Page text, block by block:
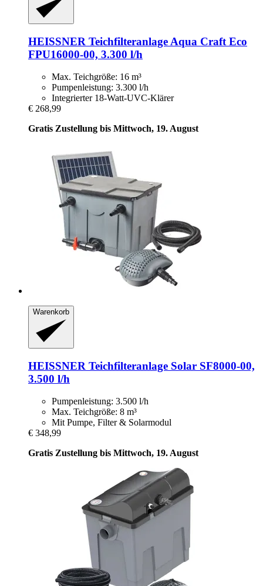
HEISSNER Teichfilteranlage Aqua Craft Eco
FPU16000-​00, 3.300 l/h
Max. Teichgröße: 16 m³
Pumpenleistung: 3.300 l/h
Integrierter 18-Watt-UVC-Klärer
€ 268,99
Gratis Zustellung bis Mittwoch, 19. August
Warenkorb
HEISSNER Teichfilteranlage Solar SF8000-​00,
3.500 l/h
Pumpenleistung: 3.500 l/h
Max. Teichgröße: 8 m³
Mit Pumpe, Filter & Solarmodul
€ 348,99
Gratis Zustellung bis Mittwoch, 19. August